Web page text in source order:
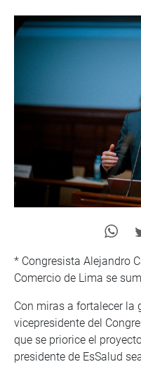
* Congresista Alejandro
Comercio de Lima se
Con miras a fortalecer la
vicepresidente del
que se priorice el
presidente de EsSalud